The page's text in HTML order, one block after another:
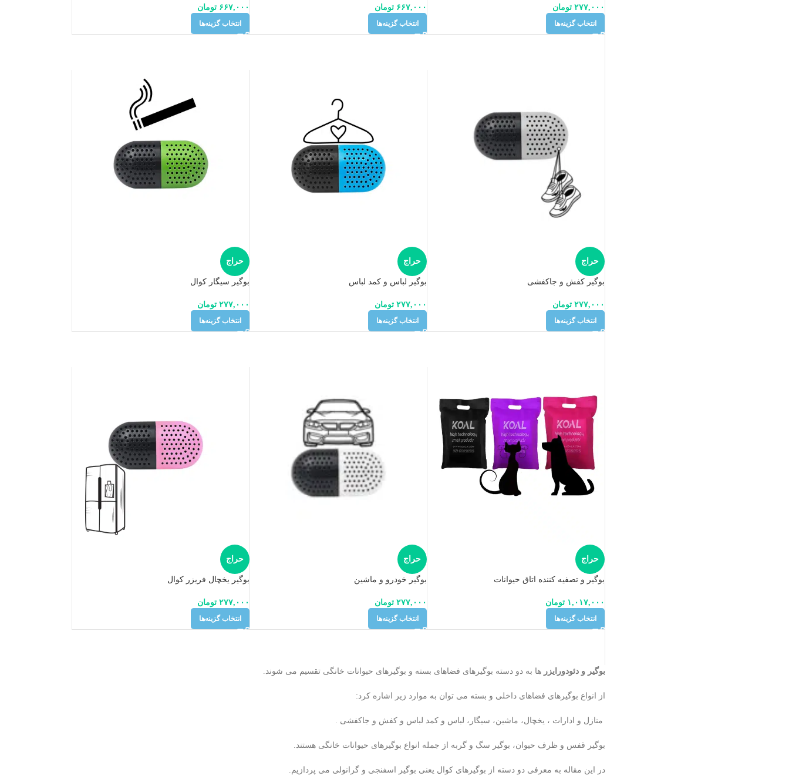
۲۷۷,۰۰۰ تومان
انتخاب گزینه‌ها
۶۶۷,۰۰۰ تومان
انتخاب گزینه‌ها
۶۶۷,۰۰۰ تومان
انتخاب گزینه‌ها
حراج
بوگیر کفش و جاکفشی
۲۷۷,۰۰۰ تومان
انتخاب گزینه‌ها
حراج
بوگیر لباس و کمد لباس
۲۷۷,۰۰۰ تومان
انتخاب گزینه‌ها
حراج
بوگیر سیگار کوال
۲۷۷,۰۰۰ تومان
انتخاب گزینه‌ها
حراج
بوگیر و تصفیه کننده اتاق حیوانات
۱,۰۱۷,۰۰۰ تومان
انتخاب گزینه‌ها
حراج
بوگیر خودرو و ماشین
۲۷۷,۰۰۰ تومان
انتخاب گزینه‌ها
حراج
بوگیر یخچال فریزر کوال
۲۷۷,۰۰۰ تومان
انتخاب گزینه‌ها
بوگیر و دئودورایزر ها به دو دسته بوگیرهای فضاهای بسته و بوگیرهای حیوانات خانگی تقسیم می شوند.
از انواع بوگیرهای فضاهای داخلی و بسته می توان به موارد زیر اشاره کرد:
منازل و ادارات ، یخچال، ماشین، سیگار، لباس و کمد لباس و کفش و جاکفشی .
بوگیر قفس و ظرف حیوان، بوگیر سگ و گربه از جمله انواع بوگیرهای حیوانات خانگی هستند.
در این مقاله به معرفی دو دسته از بوگیرهای کوال یعنی بوگیر اسفنجی و گرانولی می پردازیم.